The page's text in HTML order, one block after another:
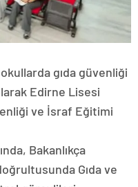
gıda güvenliği
Edirne Lisesi
ve İsraf Eğitimi
Bakanlıkça
Gıda ve